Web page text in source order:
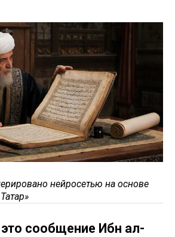
нейросетью на основе
сообщение Ибн ал-